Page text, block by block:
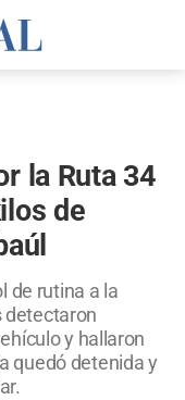
la Ruta 34
de
de rutina a la
detectaron
y hallaron
quedó detenida y